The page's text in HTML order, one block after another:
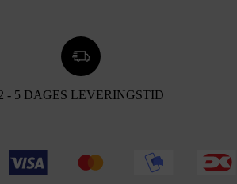
- 5 DAGES LEVERINGSTID